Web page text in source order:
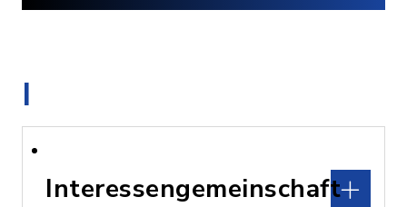
I
Interessengemeinschaft